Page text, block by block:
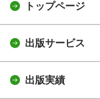
トップページ
出版サービス
出版実績